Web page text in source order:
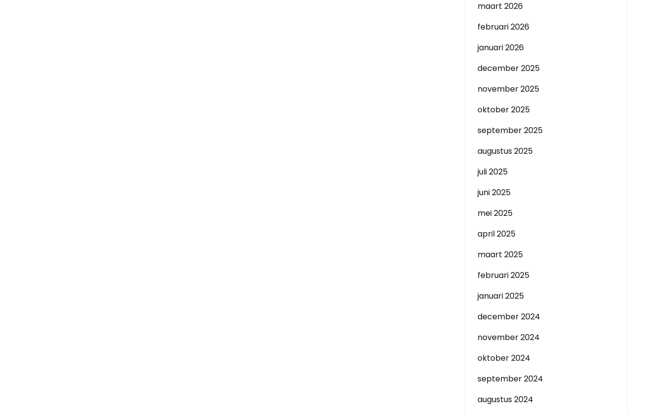
maart 2026
februari 2026
januari 2026
december 2025
november 2025
oktober 2025
september 2025
augustus 2025
juli 2025
juni 2025
mei 2025
april 2025
maart 2025
februari 2025
januari 2025
december 2024
november 2024
oktober 2024
september 2024
augustus 2024